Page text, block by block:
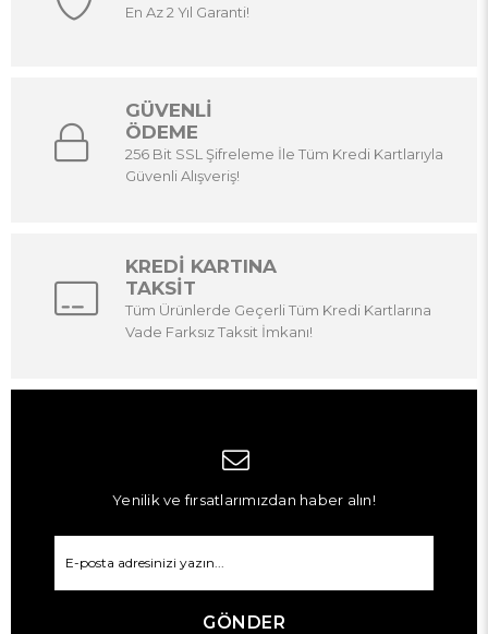
En Az 2 Yıl Garanti!
GÜVENLİ
ÖDEME
256 Bit SSL Şifreleme İle Tüm Kredi Kartlarıyla
Güvenli Alışveriş!
KREDİ KARTINA
TAKSİT
Tüm Ürünlerde Geçerli Tüm Kredi Kartlarına
Vade Farksız Taksit İmkanı!
Yenilik ve fırsatlarımızdan haber alın!
GÖNDER